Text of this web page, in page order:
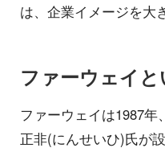
は、企業イメージを大
ファーウェイ
ファーウェイは1987
正非(にんせいひ)氏が